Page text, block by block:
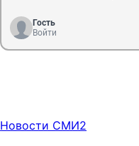
Гость
Войти
Новости СМИ2